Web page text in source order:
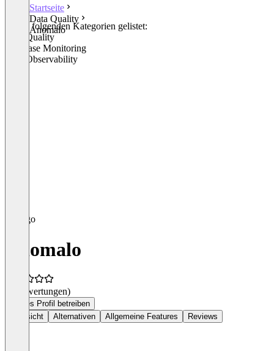
Startseite
Data Quality
Anomalo
In den folgenden Kategorien gelistet:
Data Quality
Database Monitoring
Data Observability
Anomalo
(0 Bewertungen)
Dieses Profil betreiben
Übersicht
Alternativen Allgemeine Features Reviews